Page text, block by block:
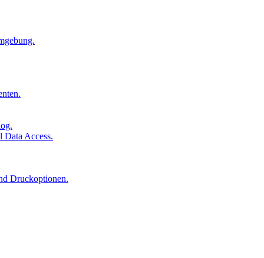
Data Access.
Druckoptionen.